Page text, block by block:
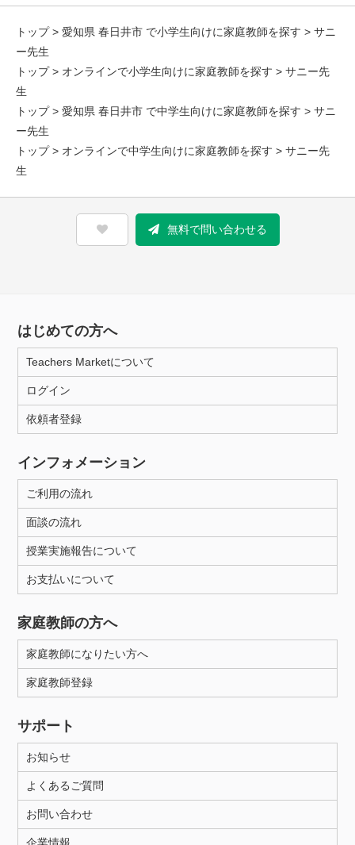
トップ> 愛知県 春日井市 で小学生向けに家庭教師を探す > サニ
ー先生
トップ> オンラインで小学生向けに家庭教師を探す > サニー先
生
トップ> 愛知県 春日井市 で中学生向けに家庭教師を探す > サニ
ー先生
トップ> オンラインで中学生向けに家庭教師を探す > サニー先
生
無料で問い合わせる
はじめての方へ
Teachers Marketについて
ログイン
依頼者登録
インフォメーション
ご利用の流れ
面談の流れ
授業実施報告について
お支払いについて
家庭教師の方へ
家庭教師になりたい方へ
家庭教師登録
サポート
お知らせ
よくあるご質問
お問い合わせ